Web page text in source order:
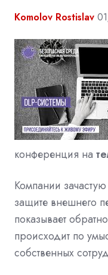
Komolov Rostislav
конференция на
Компании
защите внешнего
показывает
происходит по
собственных